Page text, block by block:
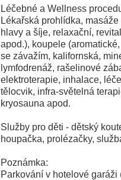
Léčebné a Wellness
Lékařská prohlídka,
hlavy a šíje, relaxační,
apod.), koupele
se závažím, kalifornská,
lymfodrenáž, rašelinové
elektroterapie, inhalace,
tělocvik, infra-světelná
kryosauna apod.
Služby pro děti - dětský
houpačka, prolézačky,
Poznámka:
Parkování v hotelové